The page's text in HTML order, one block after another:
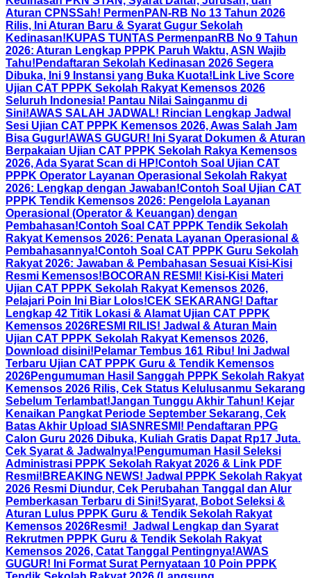
Aturan CPNSSah! PermenPAN-RB No 13 Tahun 2026
Rilis, Ini Aturan Baru & Syarat Gugur Sekolah
Kedinasan! KUPAS TUNTAS PermenpanRB No 9 Tahun
2026: Aturan Lengkap PPPK Paruh Waktu, ASN Wajib
Tahu! Pendaftaran Sekolah Kedinasan 2026 Segera
Dibuka, Ini 9 Instansi yang Buka Kuota! Link Live Score
Ujian CAT PPPK Sekolah Rakyat Kemensos 2026
Seluruh Indonesia! Pantau Nilai Sainganmu di
Sini!AWAS SALAH JADWAL! Rincian Lengkap Jadwal
Sesi Ujian CAT PPPK Kemensos 2026, Awas Salah Jam
Bisa Gugur!AWAS GUGUR! Ini Syarat Dokumen & Aturan
Berpakaian Ujian CAT PPPK Sekolah Rakya Kemensos
2026, Ada Syarat Scan di HP!Contoh Soal Ujian CAT
PPPK Operator Layanan Operasional Sekolah Rakyat
2026: Lengkap dengan Jawaban!Contoh Soal Ujian CAT
PPPK Tendik Kemensos 2026: Pengelola Layanan
Operasional (Operator & Keuangan) dengan
Pembahasan!Contoh Soal CAT PPPK Tendik Sekolah
Rakyat Kemensos 2026: Penata Layanan Operasional &
Pembahasannya!Contoh Soal CAT PPPK Guru Sekolah
Rakyat 2026: Jawaban & Pembahasan Sesuai Kisi-Kisi
Resmi Kemensos! BOCORAN RESMI! Kisi-Kisi Materi
Ujian CAT PPPK Sekolah Rakyat Kemensos 2026,
Pelajari Poin Ini Biar Lolos!CEK SEKARANG! Daftar
Lengkap 42 Titik Lokasi & Alamat Ujian CAT PPPK
Kemensos 2026RESMI RILIS! Jadwal & Aturan Main
Ujian CAT PPPK Sekolah Rakyat Kemensos 2026,
Download disini! Pelamar Tembus 161 Ribu! Ini Jadwal
Terbaru Ujian CAT PPPK Guru & Tendik Kemensos
2026Pengumuman Hasil Sanggah PPPK Sekolah Rakyat
Kemensos 2026 Rilis, Cek Status Kelulusanmu Sekarang
Sebelum Terlambat!Jangan Tunggu Akhir Tahun! Kejar
Kenaikan Pangkat Periode September Sekarang, Cek
Batas Akhir Upload SIASN RESMI! Pendaftaran PPG
Calon Guru 2026 Dibuka, Kuliah Gratis Dapat Rp17 Juta.
Cek Syarat & Jadwalnya! Pengumuman Hasil Seleksi
Administrasi PPPK Sekolah Rakyat 2026 & Link PDF
Resmi! BREAKING NEWS! Jadwal PPPK Sekolah Rakyat
2026 Resmi Diundur, Cek Perubahan Tanggal dan Alur
Pemberkasan Terbaru di Sini!Syarat, Bobot Seleksi &
Aturan Lulus PPPK Guru & Tendik Sekolah Rakyat
Kemensos 2026Resmi! Jadwal Lengkap dan Syarat
Rekrutmen PPPK Guru & Tendik Sekolah Rakyat
Kemensos 2026, Catat Tanggal Pentingnya!AWAS
GUGUR! Ini Format Surat Pernyataan 10 Poin PPPK